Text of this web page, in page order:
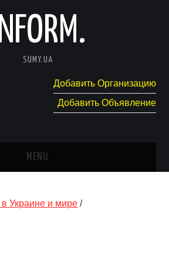
SUMY.UA
Добавить Организацию
Добавить Объявление
MENU
в Украине и мире /